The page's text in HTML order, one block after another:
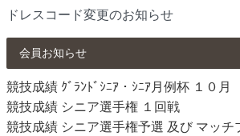
ドレスコード変更のお知らせ
会員お知らせ
競技成績 ｸﾞﾗﾝﾄﾞｼﾆｱ・ｼﾆｱ月例杯 １０月
競技成績 シニア選手権 １回戦
競技成績 シニア選手権予選 及び マッチ